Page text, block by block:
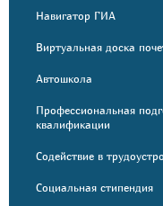
Навигатор ГИА
Виртуальная доска
Автошкола
Профессиональная
квалификации
Содействие в
Социальная стипендия